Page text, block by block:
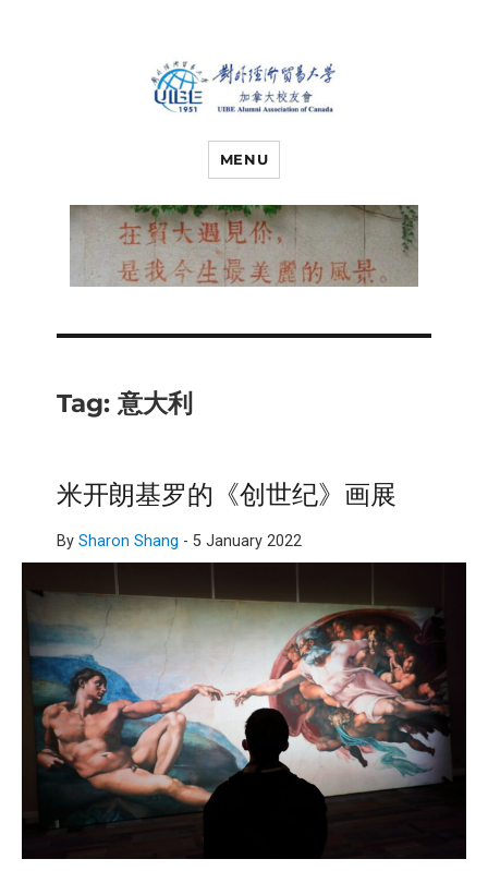
对外经济贸易
大学加拿大校
友会
MENU
Tag: 意大利
米开朗基罗的《创世纪》画展
By Sharon Shang - 5 January 2022